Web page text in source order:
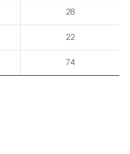
28
22
74